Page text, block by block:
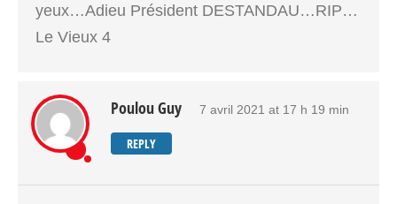
yeux…Adieu Président DESTANDAU…RIP…
Le Vieux 4
Poulou Guy 7 avril 2021 at 17 h 19 min
REPLY